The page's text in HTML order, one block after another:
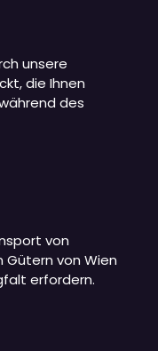
unsere
die Ihnen
des
von
von Wien
erfordern.